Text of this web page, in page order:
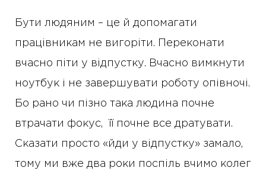
Бути людяним – це й допомагати
працівникам не вигоріти. Переконати
вчасно піти у відпустку. Вчасно вимкнути
ноутбук і не завершувати роботу опівночі.
Бо рано чи пізно така людина почне
втрачати фокус, її почне все дратувати.
Сказати просто «йди у відпустку» замало,
тому ми вже два роки поспіль вчимо колег